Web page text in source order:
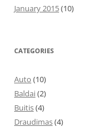
January 2015(10)
CATEGORIES
Auto (10)
Baldai(2)
Buitis(4)
Draudimas(4)